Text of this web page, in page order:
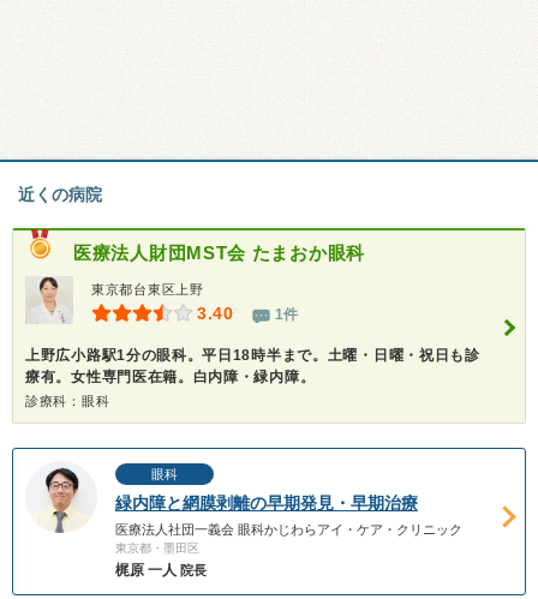
近くの病院
医療法人財団MST会 たまおか眼科
東京都台東区上野
3.40 1件
上野広小路駅1分の眼科。平日18時半まで。土曜・日曜・祝日も診
療有。女性専門医在籍。白内障・緑内障。
診療科：眼科
眼科
緑内障と網膜剥離の早期発見・早期治療
医療法人社団一義会 眼科かじわらアイ・ケア・クリニック
東京都・墨田区
梶原 一人 院長